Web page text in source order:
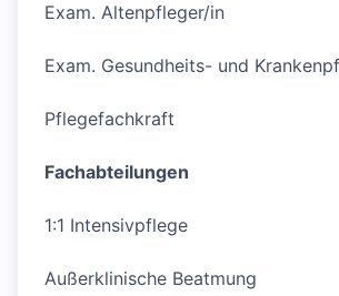
Exam. Altenpfleger/in
Exam. Gesundheits- und
Pflegefachkraft
Fachabteilungen
1:1 Intensivpflege
Außerklinische Beatmung